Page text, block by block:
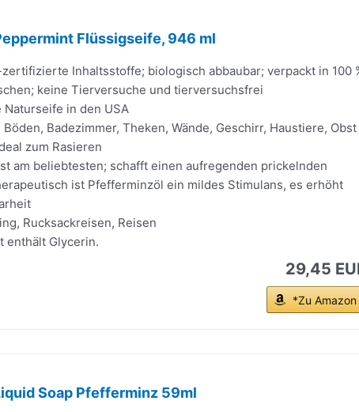
Flüssigseife, 946 ml
Inhaltsstoffe; biologisch abbaubar; verpackt in 100
keine Tierversuche und tierversuchsfrei
in den USA
Böden, Badezimmer, Theken, Wände, Geschirr, Haustiere, Obst
zum Rasieren
am beliebtesten; schafft einen aufregenden prickelnden
ist Pfefferminzöl ein mildes Stimulans, es erhöht
Rucksackreisen, Reisen
enthält Glycerin.
29,45
*Zu Amazon
Soap Pfefferminz 59ml